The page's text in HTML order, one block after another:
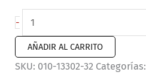
-
Correas
para
Lily®
2
AÑADIR AL CARRITO
SKU: 010-13302-32 Categorías: